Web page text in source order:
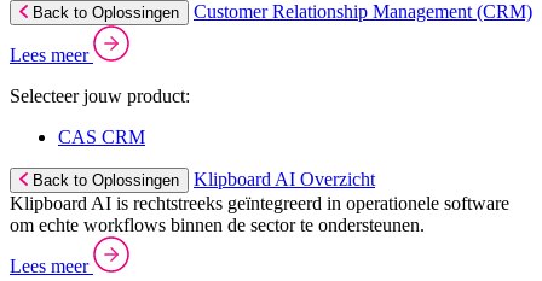
Back to Oplossingen Customer Relationship Management (CRM)
Lees meer
Selecteer jouw product:
CAS CRM
Back to Oplossingen
Klipboard AI Overzicht
Klipboard AI is rechtstreeks geïntegreerd in operationele software
om echte workflows binnen de sector te ondersteunen.
Lees meer